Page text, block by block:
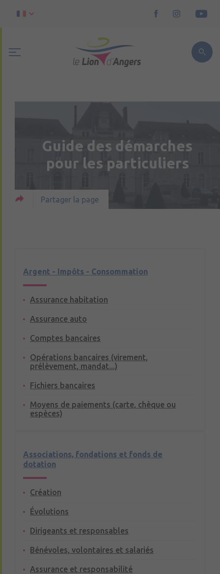
Guide des démarches
pour les particuliers
Partager la page
Argent - Impôts - Consommation
Assurance habitation
Assurance auto
Comptes bancaires
Opérations bancaires (virement,
prélèvement, mandat...)
Fichiers bancaires
Moyens de paiements (carte, chèque ou
espèces)
Associations, fondations et fonds de
dotation
Création
Évolutions
Dirigeants et responsables
Bénévoles, volontaires et salariés
Assurance et responsabilité